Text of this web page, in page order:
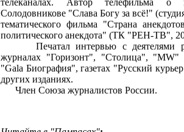
телеканалах. Автор телефильма о
Солодовникове "Слава Богу за всё!"
тематического фильма "Страна
политического анекдота" (ТК "РЕН-ТВ",
Печатал интервью с деятелями
журналах "Горизонт", "Столица", "MW"
"Gala Биография", газетах "Русский
других изданиях.
Член Союза журналистов России.